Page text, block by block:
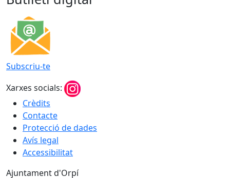
Subscriu-te
Xarxes socials:
Crèdits
Contacte
Protecció de dades
Avís legal
Accessibilitat
Ajuntament d'Orpí